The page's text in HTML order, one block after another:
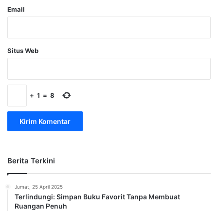
Email
Situs Web
+ 1 = 8
Berita Terkini
Jumat, 25 April 2025
Terlindungi: Simpan Buku Favorit Tanpa Membuat
Ruangan Penuh